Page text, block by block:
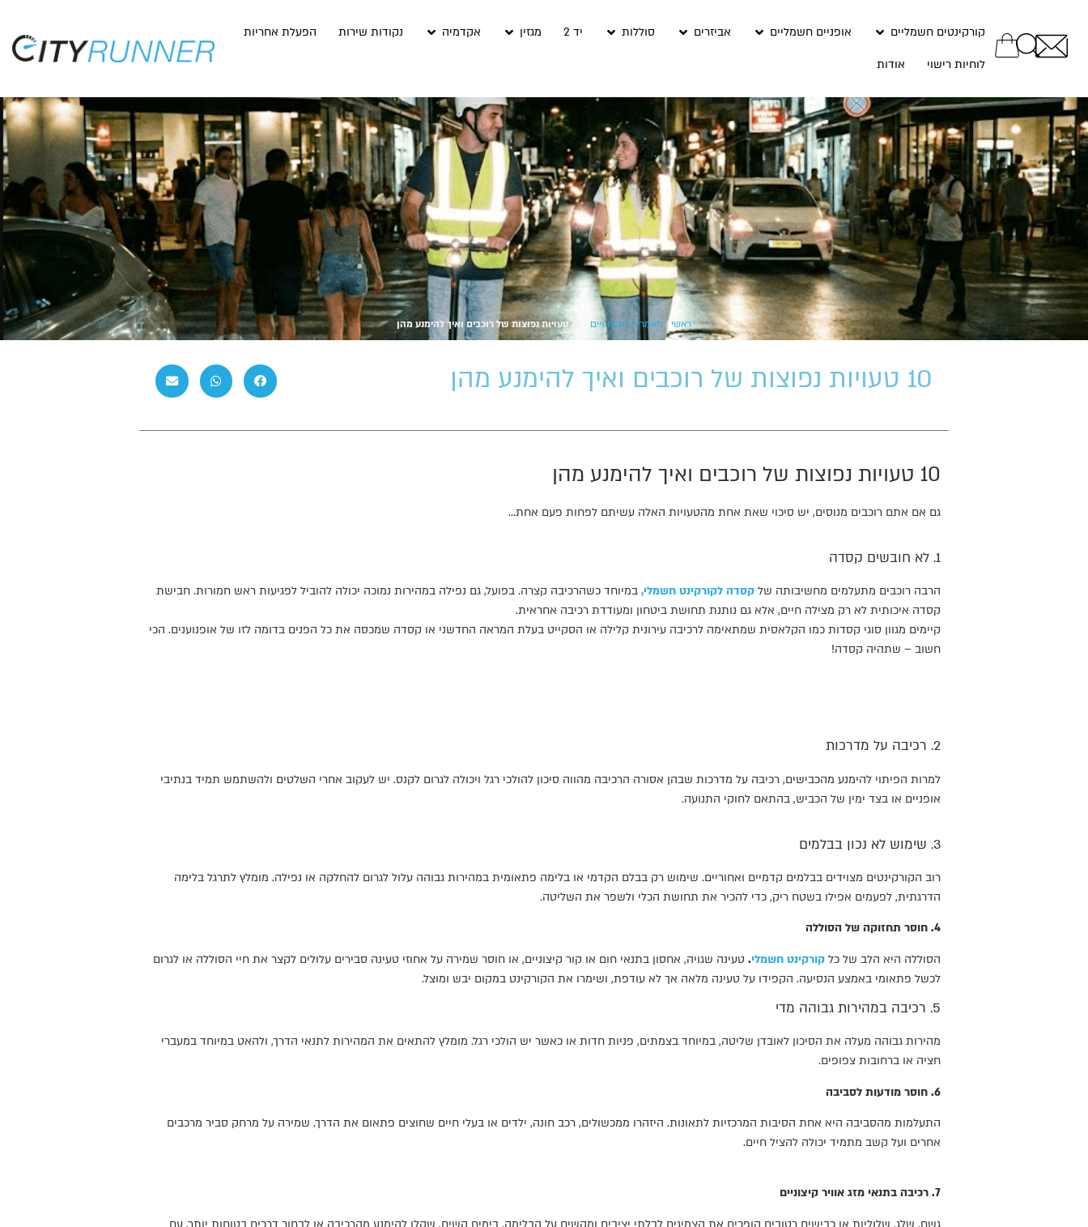
קורקינטים חשמליים אופניים חשמליים אביזרים סוללות יד 2 מגזין אקדמיה נקודות שירות הפעלת אחריות
לוחיות רישוי אודות
ראשי/ מאמרים מקצועיים 10 טעויות נפוצות של רוכבים ואיך להימנע מהן
10 טעויות נפוצות של רוכבים ואיך להימנע מהן
10 טעויות נפוצות של רוכבים ואיך להימנע מהן
גם אם אתם רוכבים מנוסים, יש סיכוי שאת אחת מהטעויות האלה עשיתם לפחות פעם אחת…
1. לא חובשים קסדה
הרבה רוכבים מתעלמים מחשיבותה של קסדה לקורקינט חשמלי, במיוחד כשהרכיבה קצרה. בפועל, גם נפילה במהירות נמוכה יכולה להוביל לפגיעות ראש חמורות. חבישת
קסדה איכותית לא רק מצילה חיים, אלא גם נותנת תחושת ביטחון ומעודדת רכיבה אחראית.
קיימים מגוון סוגי קסדות כמו הקלאסית שמתאימה לרכיבה עירונית קלילה או הסקייט בעלת המראה החדשני או קסדה שמכסה את כל הפנים בדומה לזו של אופנוענים. הכי
חשוב – שתהיה קסדה!
2. רכיבה על מדרכות
למרות הפיתוי להימנע מהכבישים, רכיבה על מדרכות שבהן אסורה הרכיבה מהווה סיכון להולכי רגל ויכולה לגרום לקנס. יש לעקוב אחרי השלטים ולהשתמש תמיד בנתיבי
אופניים או בצד ימין של הכביש, בהתאם לחוקי התנועה.
3. שימוש לא נכון בבלמים
רוב הקורקינטים מצוידים בבלמים קדמיים ואחוריים. שימוש רק בבלם הקדמי או בלימה פתאומית במהירות גבוהה עלול לגרום להחלקה או נפילה. מומלץ לתרגל בלימה
הדרגתית, לפעמים אפילו בשטח ריק, כדי להכיר את תחושת הכלי ולשפר את השליטה.
4. חוסר תחזוקה של הסוללה
הסוללה היא הלב של כל קורקינט חשמלי. טעינה שגויה, אחסון בתנאי חום או קור קיצוניים, או חוסר שמירה על אחוזי טעינה סבירים עלולים לקצר את חיי הסוללה או לגרום
לכשל פתאומי באמצע הנסיעה. הקפידו על טעינה מלאה אך לא עודפת, ושימרו את הקורקינט במקום יבש ומוצל.
5. רכיבה במהירות גבוהה מדי
מהירות גבוהה מעלה את הסיכון לאובדן שליטה, במיוחד בצמתים, פניות חדות או כאשר יש הולכי רגל. מומלץ להתאים את המהירות לתנאי הדרך, ולהאט במיוחד במעברי
חציה או ברחובות צפופים.
6. חוסר מודעות לסביבה
התעלמות מהסביבה היא אחת הסיבות המרכזיות לתאונות. היזהרו ממכשולים, רכב חונה, ילדים או בעלי חיים שחוצים פתאום את הדרך. שמירה על מרחק סביר מרכבים
אחרים ועל קשב מתמיד יכולה להציל חיים.
7. רכיבה בתנאי מזג אוויר קיצוניים